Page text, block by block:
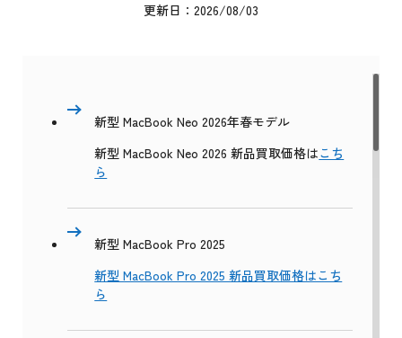
更新日：2026/08/03
新型 MacBook Neo 2026年春モデル
新型 MacBook Neo 2026 新品買取価格はこち
ら
新型 MacBook Pro 2025
新型 MacBook Pro 2025 新品買取価格はこち
ら